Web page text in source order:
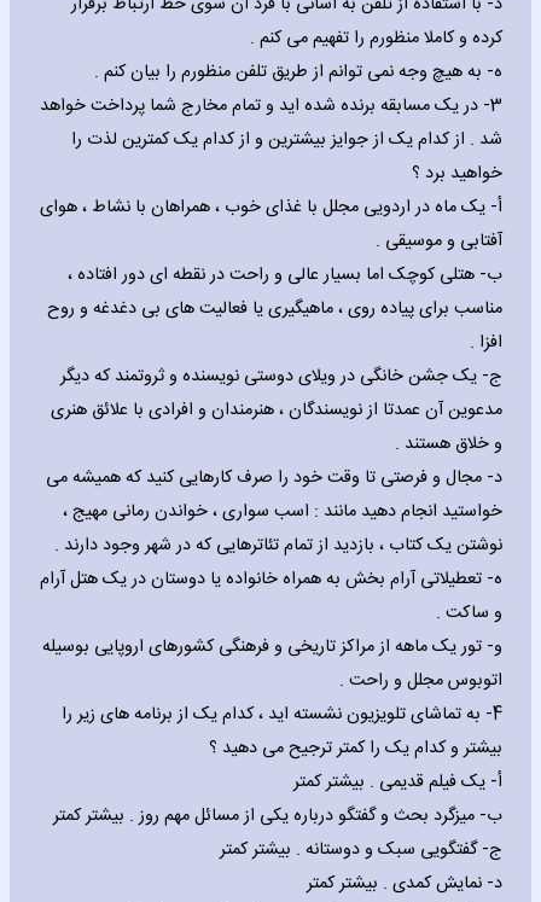
کرده و کاملا منظورم را تفهیم می کنم .
‌ه- به هیچ وجه نمی توانم از طریق تلفن منظورم را بیان کنم .
3- در یک مسابقه برنده شده اید و تمام مخارج شما پرداخت خواهد
شد . از کدام یک از جوایز بیشترین و از کدام یک کمترین لذت را
خواهید برد ؟
‌أ- یک ماه در اردویی مجلل با غذای خوب ، همراهان با نشاط ، هوای
آفتابی و موسیقی .
‌ب- هتلی کوچک اما بسیار عالی و راحت در نقطه ای دور افتاده ،
مناسب برای پیاده روی ، ماهیگیری یا فعالیت های بی دغدغه و روح
افزا .
‌ج- یک جشن خانگی در ویلای دوستی نویسنده و ثروتمند که دیگر
مدعوین آن عمدتا از نویسندگان ، هنرمندان و افرادی با علائق هنری
و خلاق هستند .
‌د- مجال و فرصتی تا وقت خود را صرف کارهایی کنید که همیشه می
خواستید انجام دهید مانند : اسب سواری ، خواندن رمانی مهیج ،
نوشتن یک کتاب ، بازدید از تمام تئاترهایی که در شهر وجود دارند .
‌ه- تعطیلاتی آرام بخش به همراه خانواده یا دوستان در یک هتل آرام
و ساکت .
‌و- تور یک ماهه از مراکز تاریخی و فرهنگی کشورهای اروپایی بوسیله
اتوبوس مجلل و راحت .
4- به تماشای تلویزیون نشسته اید ، کدام یک از برنامه های زیر را
بیشتر و کدام یک را کمتر ترجیح می دهید ؟
‌أ- یک فیلم قدیمی . بیشتر کمتر
‌ب- میزگرد بحث و گفتگو درباره یکی از مسائل مهم روز . بیشتر کمتر
‌ج- گفتگویی سبک و دوستانه . بیشتر کمتر
‌د- نمایش کمدی . بیشتر کمتر